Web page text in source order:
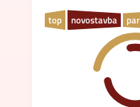
top novostavba